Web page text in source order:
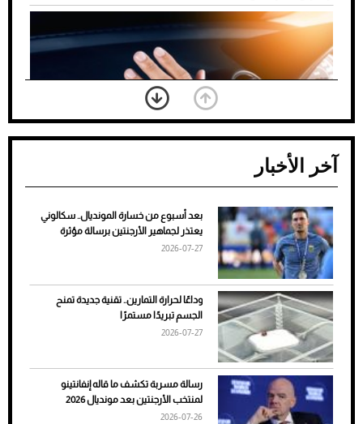
ضعف تبريد مكيف السيارة عند الوقوف.. أشهر
الأسباب والحلول
آخر الأخبار
بعد أسبوع من خسارة المونديال.. سكالوني
يعتذر لجماهير الأرجنتين برسالة مؤثرة
2026-07-27
وداعًا لحرارة التمارين.. تقنية جديدة تمنح
الجسم تبريدًا مستمرًا
2026-07-27
رسالة مسربة تكشف ما قاله إنفانتينو
لمنتخب الأرجنتين بعد مونديال 2026
2026-07-26